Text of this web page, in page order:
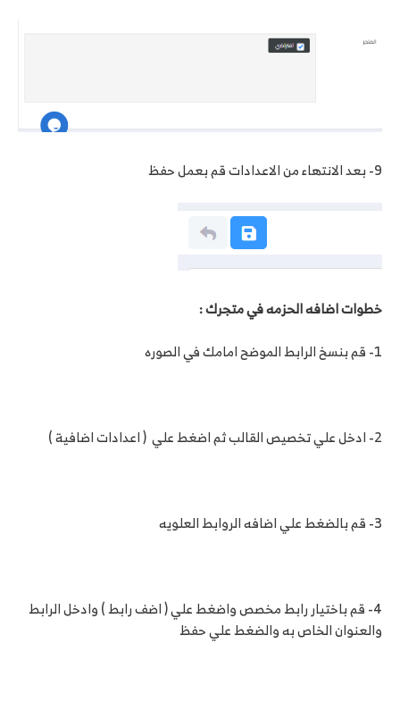
9- بعد الانتهاء من الاعدادات قم بعمل حفظ
خطوات اضافه الحزمه في متجرك :
1- قم بنسخ الرابط الموضح امامك في الصوره
2- ادخل علي تخصيص القالب ثم اضغط علي ( اعدادات اضافية )
3- قم بالضغط علي اضافه الروابط العلويه
4- قم باختيار رابط مخصص واضغط علي ( اضف رابط ) وادخل الرابط
والعنوان الخاص به والضغط علي حفظ